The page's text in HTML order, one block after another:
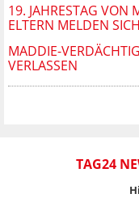
19. JAHRESTAG VON
ELTERN MELDEN
MADDIE-
VERLASSEN
TAG24